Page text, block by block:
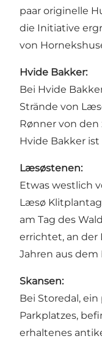
paar originelle
die Initiative
von
Hvide Bakker:
Bei Hvide
Strände von
Rønner von
Hvide Bakker
Læsøstenen:
Etwas westlich
Læsø
am Tag des
errichtet, an der
Jahren aus dem
Skansen:
Bei Storedal,
Parkplatzes,
erhaltenes